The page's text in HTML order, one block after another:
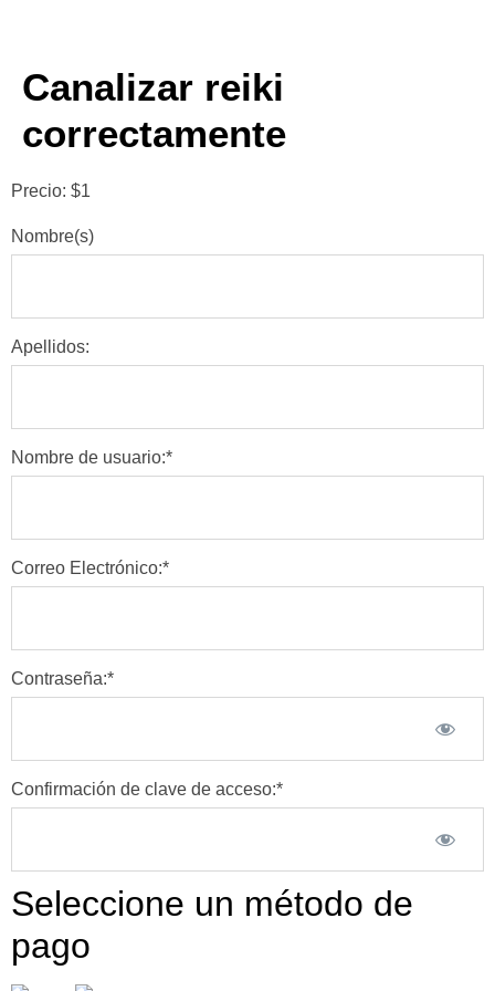
Canalizar reiki
correctamente
Precio: $1
Nombre(s)
Apellidos:
Nombre de usuario:*
Correo Electrónico:*
Contraseña:*
Confirmación de clave de acceso:*
Seleccione un método de
pago